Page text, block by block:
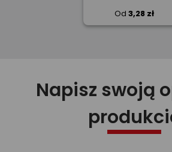
Od 3,28 zł
Napisz swoją